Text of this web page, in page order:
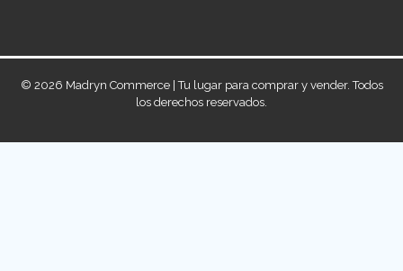
© 2026 Madryn Commerce | Tu lugar para comprar y vender. Todos
los derechos reservados.